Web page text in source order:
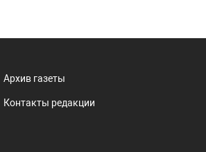
Архив газеты
Контакты редакции